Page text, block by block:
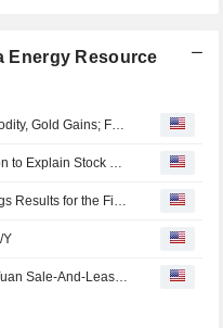
Energy Resource
Y